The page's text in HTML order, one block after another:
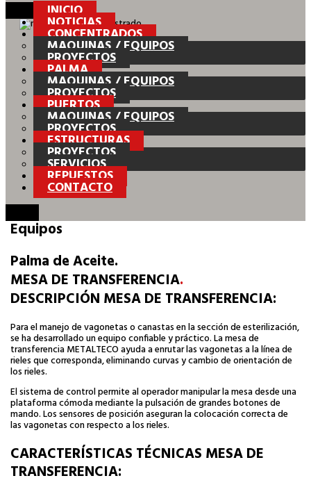
INICIO
NOTICIAS
CONCENTRADOS
MAQUINAS / EQUIPOS
PROYECTOS
PALMA
MAQUINAS / EQUIPOS
PROYECTOS
PUERTOS
MAQUINAS / EQUIPOS
PROYECTOS
ESTRUCTURAS
PROYECTOS
SERVICIOS
REPUESTOS
CONTACTO
Equipos
Palma de Aceite.
MESA DE TRANSFERENCIA.
DESCRIPCIÓN MESA DE TRANSFERENCIA:
Para el manejo de vagonetas o canastas en la sección de esterilización,
se ha desarrollado un equipo confiable y práctico. La mesa de
transferencia METALTECO ayuda a enrutar las vagonetas a la línea de
rieles que corresponda, eliminando curvas y cambio de orientación de
los rieles.
El sistema de control permite al operador manipular la mesa desde una
plataforma cómoda mediante la pulsación de grandes botones de
mando. Los sensores de posición aseguran la colocación correcta de
las vagonetas con respecto a los rieles.
CARACTERÍSTICAS TÉCNICAS MESA DE
TRANSFERENCIA: